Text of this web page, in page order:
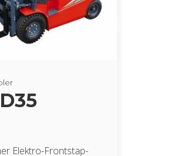
Elek­tro-Front­stap­